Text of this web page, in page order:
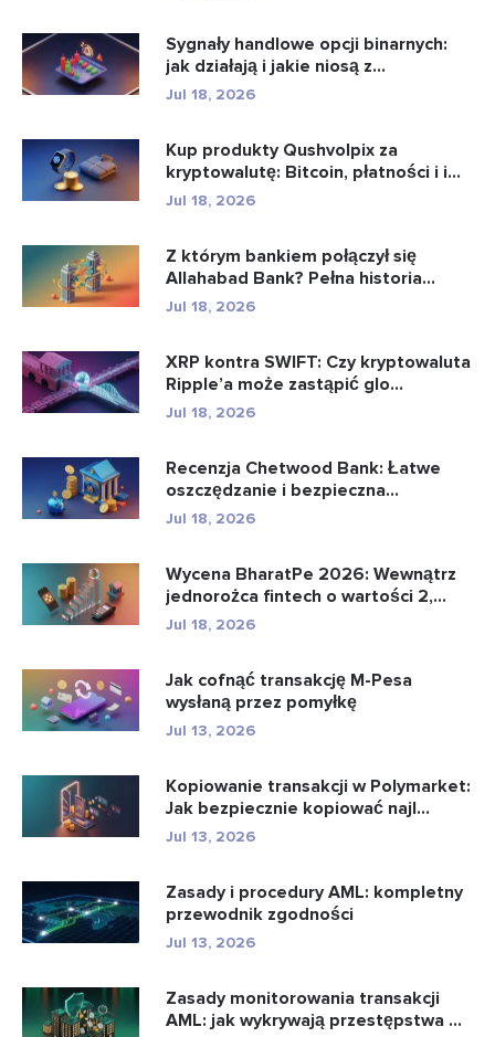
Sygnały handlowe opcji binarnych:
jak działają i jakie niosą z...
Jul 18, 2026
Kup produkty Qushvolpix za
kryptowalutę: Bitcoin, płatności i i...
Jul 18, 2026
Z którym bankiem połączył się
Allahabad Bank? Pełna historia...
Jul 18, 2026
XRP kontra SWIFT: Czy kryptowaluta
Ripple’a może zastąpić glo...
Jul 18, 2026
Recenzja Chetwood Bank: Łatwe
oszczędzanie i bezpieczna
bankowo�...
Jul 18, 2026
Wycena BharatPe 2026: Wewnątrz
jednorożca fintech o wartości 2,...
Jul 18, 2026
Jak cofnąć transakcję M-Pesa
wysłaną przez pomyłkę
Jul 13, 2026
Kopiowanie transakcji w Polymarket:
Jak bezpiecznie kopiować najl...
Jul 13, 2026
Zasady i procedury AML: kompletny
przewodnik zgodności
Jul 13, 2026
Zasady monitorowania transakcji
AML: jak wykrywają przestępstwa ...